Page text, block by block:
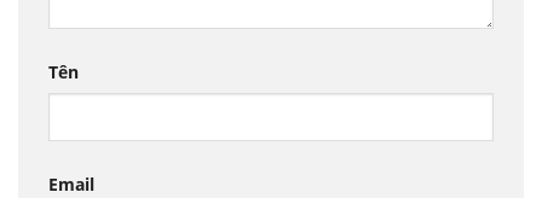
Tên
Email